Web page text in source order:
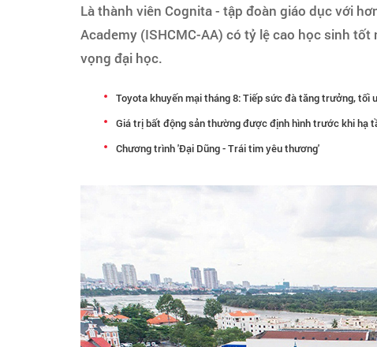
Là thành viên Cognita - tập đoàn giáo dục với
Academy (ISHCMC-AA) có tỷ lệ cao học sinh
vọng đại học.
Toyota khuyến mại tháng 8: Tiếp sức đà tăng trưởng, tối
Giá trị bất động sản thường được định hình trước khi hạ
Chương trình 'Đại Dũng - Trái tim yêu thương'